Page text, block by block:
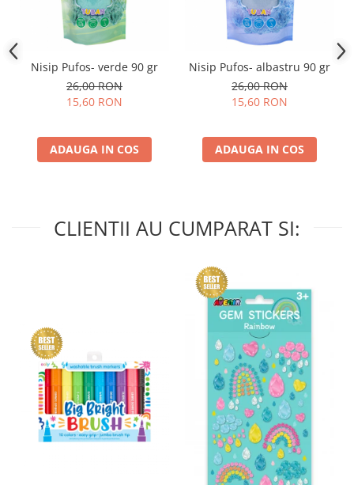
Nisip Pufos- verde 90 gr
26,00 RON
15,60 RON
ADAUGA IN COS
Nisip Pufos- albastru 90 gr
26,00 RON
15,60 RON
ADAUGA IN COS
CLIENTII AU CUMPARAT SI: